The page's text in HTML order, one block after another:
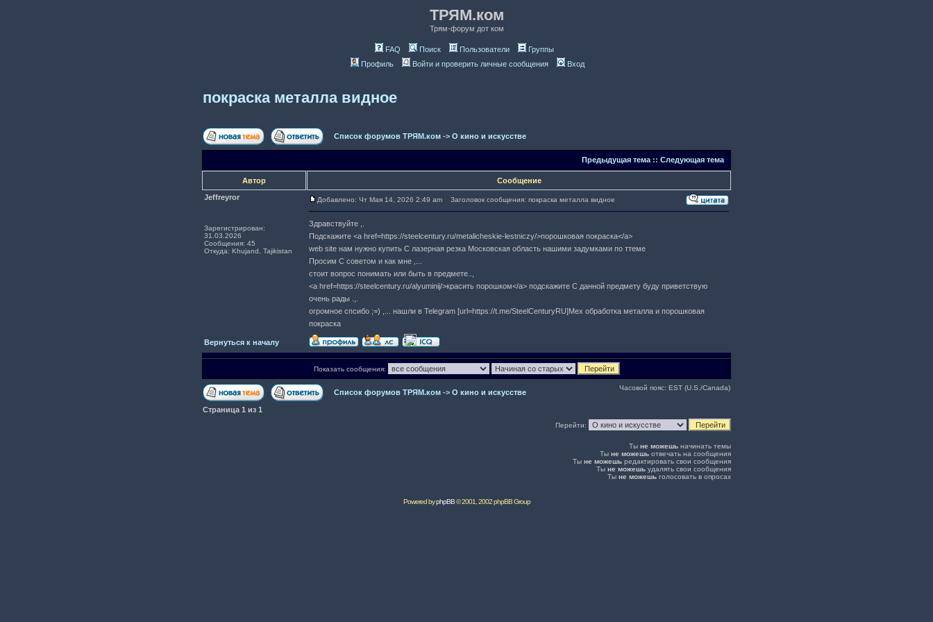
ТРЯМ.ком
Трям-форум дот ком
FAQ Поиск Пользователи
Группы
Профиль
Войти и проверить личные сообщения Вход
покраска металла видное
Список форумов ТРЯМ.ком -> О кино и искусстве
Предыдущая тема :: Следующая тема
Автор
Сообщение
Jeffreyror
Зарегистрирован:
31.03.2026
Сообщения: 45
Откуда: Khujand, Tajikistan
Добавлено: Чт Мая 14, 2026 2:49 am Заголовок сообщения: покраска металла видное
Здравствуйте ,.
Подскажите <a href=https://steelcentury.ru/metalicheskie-lestniczy/>порошковая покраска</a>
web site нам нужно купить C лазерная резка Московская область нашими задумками по ттеме
Просим C советом и как мне ,...
стоит вопрос понимать или быть в предмете..,
<a href=https://steelcentury.ru/alyuminij/>красить порошком</a> подскажите C данной предмету буду приветствую
очень рады .,.
огромное спсибо ;=) ,... нашли в Telegram [url=https://t.me/SteelCenturyRU]Мех обработка металла и порошковая
покраска
Вернуться к началу
Показать сообщения:
Список форумов ТРЯМ.ком -> О кино и искусстве
Часовой пояс: EST (U.S./Canada)
Страница 1 из 1
Перейти:
Ты не можешь начинать темы
Ты не можешь отвечать на сообщения
Ты не можешь редактировать свои сообщения
Ты не можешь удалять свои сообщения
Ты не можешь голосовать в опросах
Powered byphpBB© 2001, 2002 phpBB Group